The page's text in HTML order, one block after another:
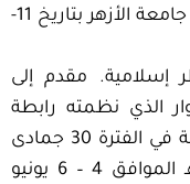
الأول لخريجي الأزهر الذي نظمته جامعة الأزهر بتاريخ 11-
إسلامية. مقدم إلى
الذي نظمته رابطة
العالم الإسلامي في مكة المكرمة في الفترة 30 جمادى
الأولى – 2 جمادى الثانية 1429هـ الموافق 4 – 6 يونيو